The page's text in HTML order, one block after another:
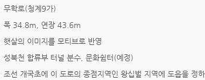
무학로(청계9가)
폭 34.8m, 연장 43.6m
햇살의 이미지를 모티브로 반영
성북천 합류부 터널 분수, 문화쉼터(예정)
조선 개국초에 이 도로의 종점지역인 왕십벌 지역에 도읍을